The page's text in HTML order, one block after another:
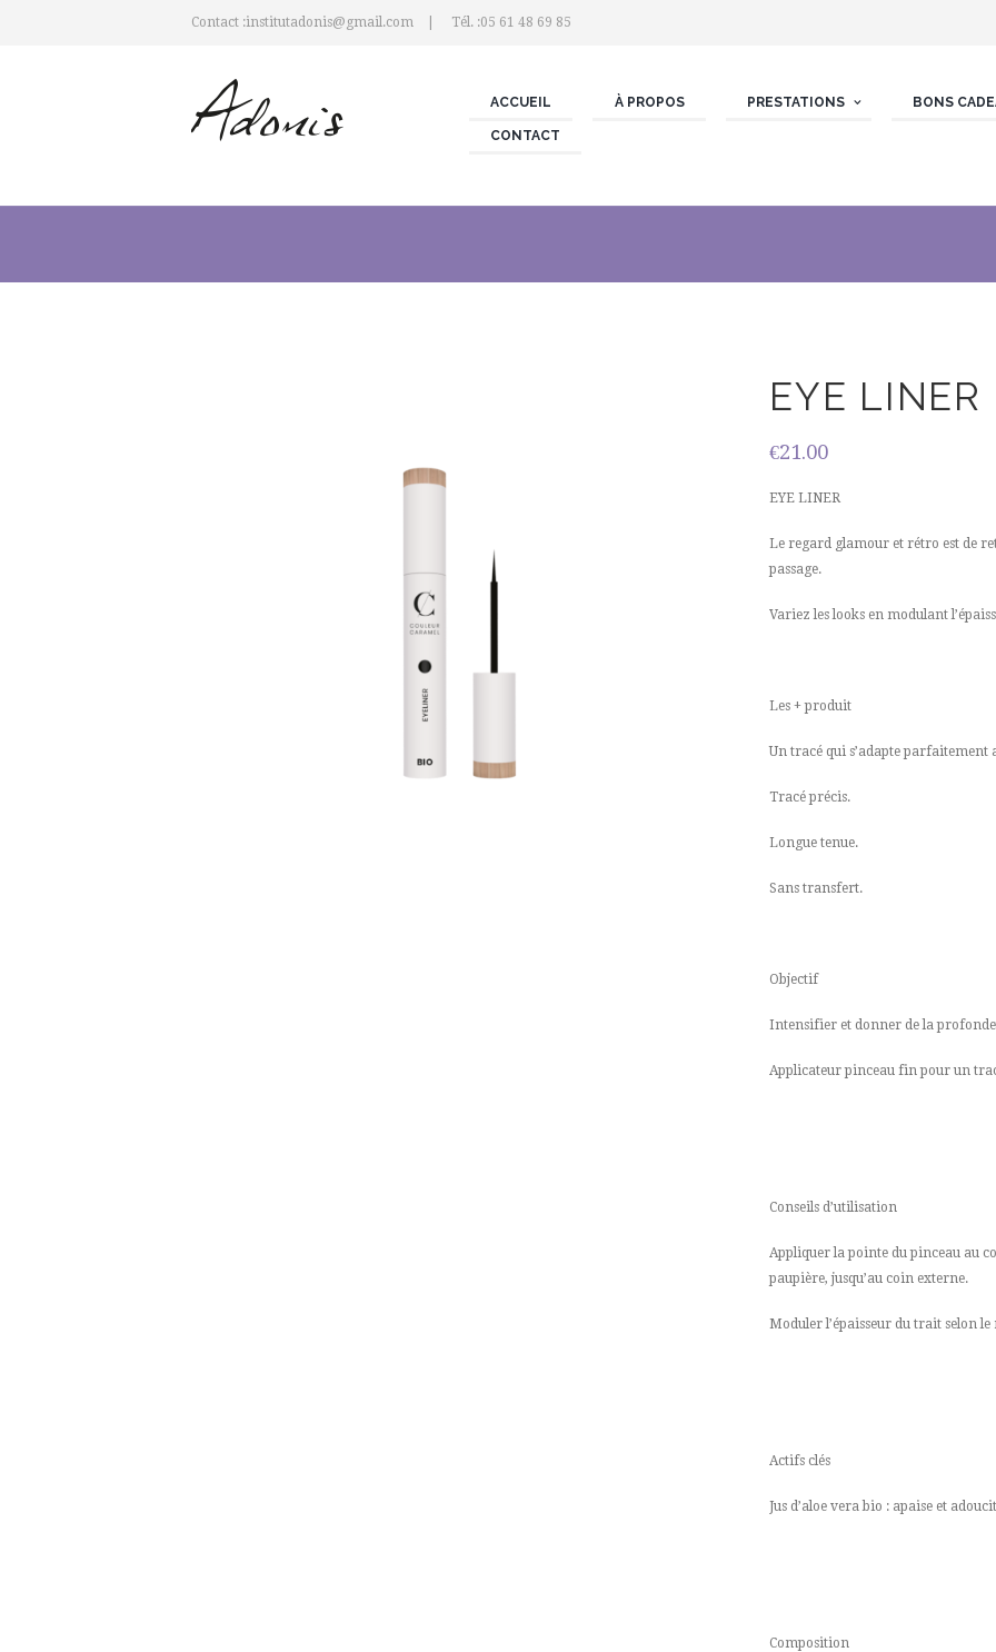
Contact :institutadonis@gmail.com Tél. :05 61 48 69 85
ACCUEIL À PROPOS PRESTATIONS BONS
CONTACT
EYE LINER
€21.00
EYE LINER
Le regard glamour et rétro est de
passage.
Variez les looks en modulant
Les + produit
Un tracé qui s’adapte parfaitement
Tracé précis.
Longue tenue.
Sans transfert.
Objectif
Intensifier et donner de la
Applicateur pinceau fin pour un
Conseils d’utilisation
Appliquer la pointe du pinceau au
paupière, jusqu’au coin externe.
Moduler l’épaisseur du trait selon le
Actifs clés
Jus d’aloe vera bio : apaise et
Composition